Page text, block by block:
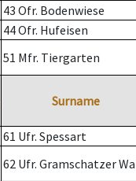
43 Ofr. Bodenwiese
44 Ofr. Hufeisen
51 Mfr. Tiergarten
Surname
61 Ufr. Spessart
62 Ufr. Gramschatzer